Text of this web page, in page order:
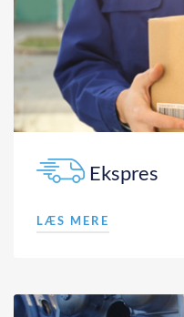
Ekspres
LÆS MERE